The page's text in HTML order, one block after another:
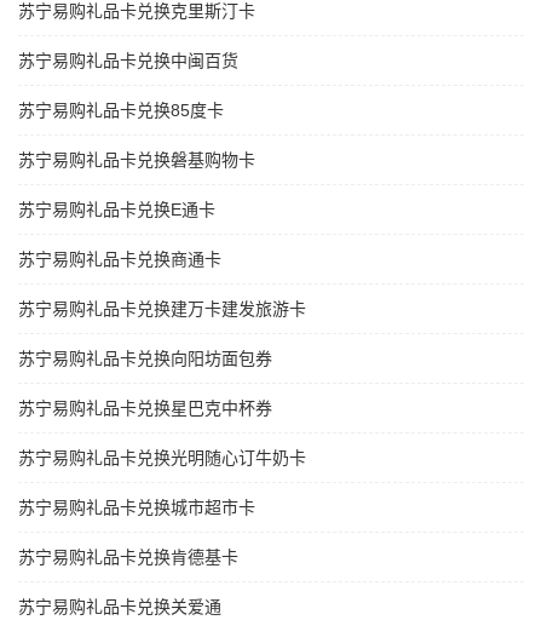
苏宁易购礼品卡兑换克里斯汀卡
苏宁易购礼品卡兑换中闽百货
苏宁易购礼品卡兑换85度卡
苏宁易购礼品卡兑换磐基购物卡
苏宁易购礼品卡兑换E通卡
苏宁易购礼品卡兑换商通卡
苏宁易购礼品卡兑换建万卡建发旅游卡
苏宁易购礼品卡兑换向阳坊面包券
苏宁易购礼品卡兑换星巴克中杯券
苏宁易购礼品卡兑换光明随心订牛奶卡
苏宁易购礼品卡兑换城市超市卡
苏宁易购礼品卡兑换肯德基卡
苏宁易购礼品卡兑换关爱通